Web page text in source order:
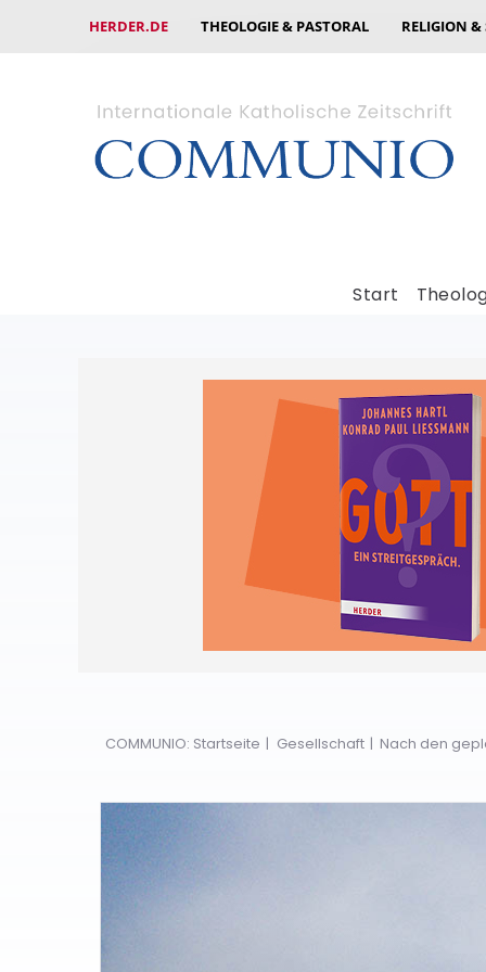
HERDER.DE THEOLOGIE & PASTORAL RELIGION
Start
COMMUNIO: Startseite Gesellschaft Nach den